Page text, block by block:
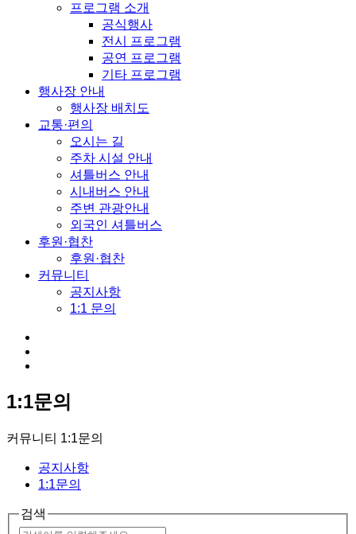
프로그램 소개
공식행사
전시 프로그램
공연 프로그램
기타 프로그램
행사장 안내
행사장 배치도
교통·편의
오시는 길
주차 시설 안내
셔틀버스 안내
시내버스 안내
주변 관광안내
외국인 셔틀버스
후원·협찬
후원·협찬
커뮤니티
공지사항
1:1 문의
1:1문의
커뮤니티 1:1문의
공지사항
1:1문의
검색